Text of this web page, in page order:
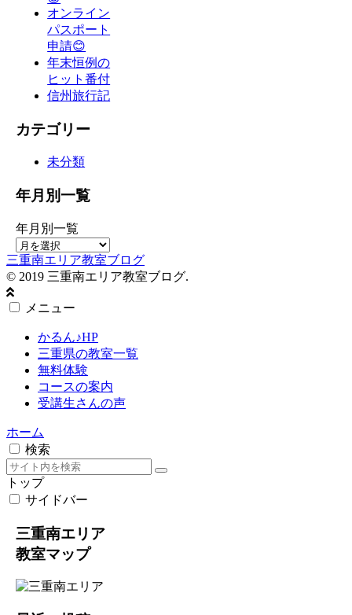
オンライン
パスポート
申請😊
年末恒例の
ヒット番付
信州旅行記
カテゴリー
未分類
年月別一覧
年月別一覧
三重南エリア教室ブログ
© 2019 三重南エリア教室ブログ.
メニュー
かるん♪HP
三重県の教室一覧
無料体験
コースの案内
受講生さんの声
ホーム
検索
トップ
サイドバー
三重南エリア
教室マップ